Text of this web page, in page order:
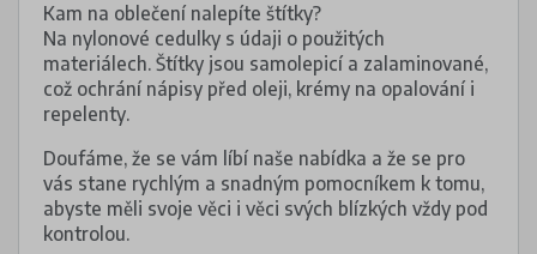
Kam na oblečení nalepíte štítky?
Na nylonové cedulky s údaji o použitých
materiálech. Štítky jsou samolepicí a zalaminované,
což ochrání nápisy před oleji, krémy na opalování i
repelenty.
Doufáme, že se vám líbí naše nabídka a že se pro
vás stane rychlým a snadným pomocníkem k tomu,
abyste měli svoje věci i věci svých blízkých vždy pod
kontrolou.